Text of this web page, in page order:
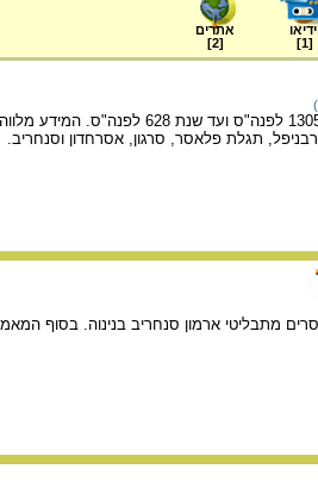
[
1
]
אתרים
[
2
]
האתר מוסר מידע היסטורי על מלכי האימפריה
תגלת פלאסר, סרגון, אסרחדון וסנחריב.
מתבליטי ארמון סנחריב בנינוה. בסוף